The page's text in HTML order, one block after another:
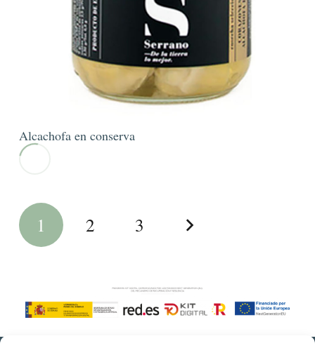
Alcachofa en conserva
1 2 3